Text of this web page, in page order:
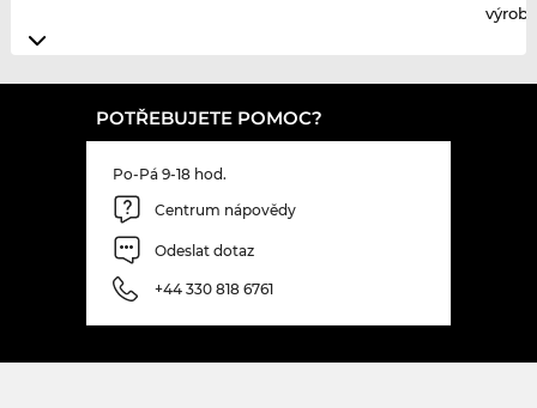
POTŘEBUJETE POMOC?
Po-Pá 9-18 hod.
Centrum nápovědy
Odeslat dotaz
+44 330 818 6761